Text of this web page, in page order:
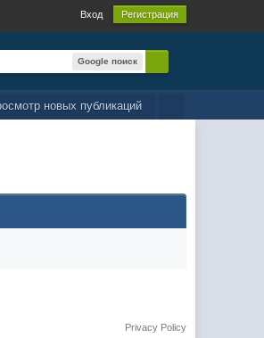
Вход Регистрация
Google поиск
новых публикаций
Privacy Policy